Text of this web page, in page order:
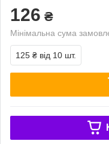
126 ₴
Мінімальна сума
125 ₴ від 10 шт.